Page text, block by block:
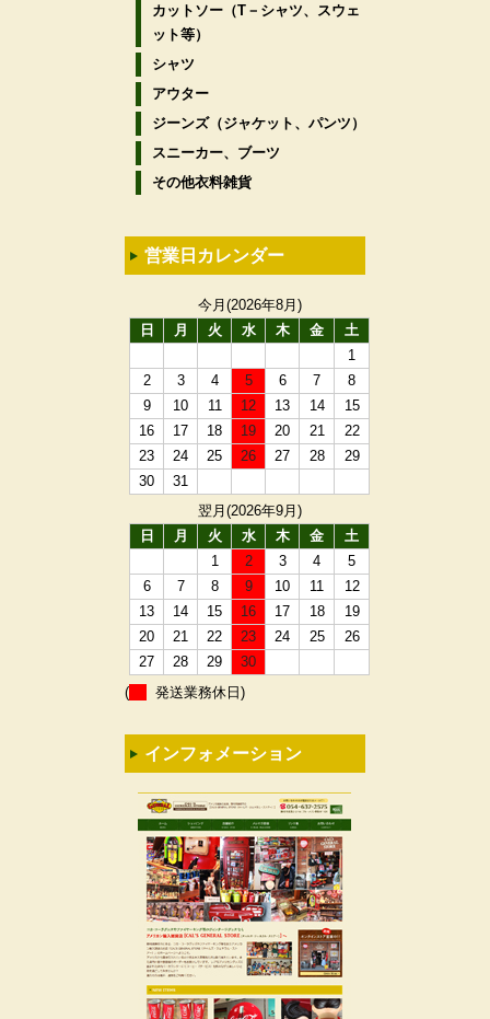
カットソー（T－シャツ、スウェ
ット等）
シャツ
アウター
ジーンズ（ジャケット、パンツ）
スニーカー、ブーツ
その他衣料雑貨
営業日カレンダー
今月(2026年8月)
日
月 火 水 木 金
土
1
2
3 4 5 6 7
8
9
10 11 12 13 14
15
16
17 18 19 20 21
22
23
24 25 26 27 28
29
30
31
翌月(2026年9月)
日
月 火 水 木 金
土
1
2 3 4
5
6
7 8 9 10 11
12
13
14 15 16 17 18
19
20
21 22 23 24 25
26
27
28 29
30
(
発送業務休日)
インフォメーション